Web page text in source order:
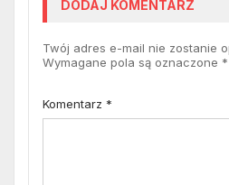
DODAJ KOMENTARZ
Twój adres e-mail nie zostanie
Wymagane pola są oznaczone *
Komentarz *